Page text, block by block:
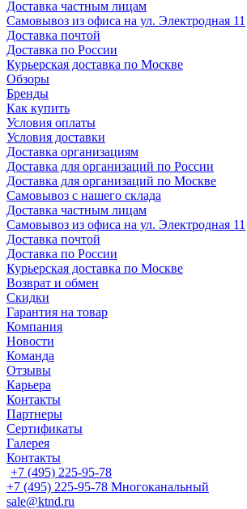
Доставка частным лицам
Самовывоз из офиса на ул. Электродная 11
Доставка почтой
Доставка по России
Курьерская доставка по Москве
Обзоры
Бренды
Как купить
Условия оплаты
Условия доставки
Доставка организациям
Доставка для организаций по России
Доставка для организаций по Москве
Самовывоз с нашего склада
Доставка частным лицам
Самовывоз из офиса на ул. Электродная 11
Доставка почтой
Доставка по России
Курьерская доставка по Москве
Возврат и обмен
Скидки
Гарантия на товар
Компания
Новости
Команда
Отзывы
Карьера
Контакты
Партнеры
Сертификаты
Галерея
Контакты
+7 (495) 225-95-78
+7 (495) 225-95-78 Многоканальный
sale@ktnd.ru